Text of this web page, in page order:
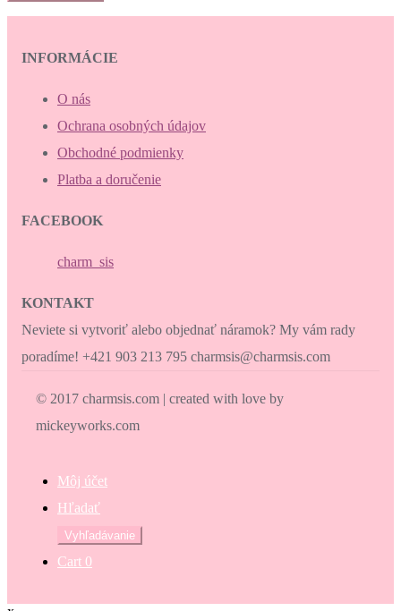
INFORMÁCIE
O nás
Ochrana osobných údajov
Obchodné podmienky
Platba a doručenie
FACEBOOK
charm_sis
KONTAKT
Neviete si vytvoriť alebo objednať náramok? My vám rady
poradíme! +421 903 213 795 charmsis@charmsis.com
© 2017 charmsis.com | created with love by
mickeyworks.com
Môj účet
Hľadať
Hľadať:
Vyhľadávanie
Cart 0